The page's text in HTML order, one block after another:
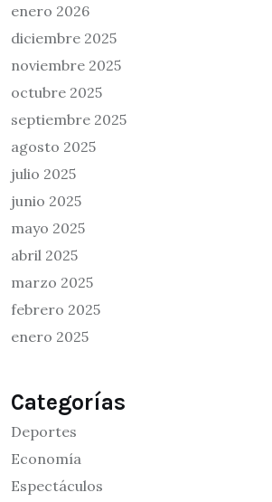
enero 2026
diciembre 2025
noviembre 2025
octubre 2025
septiembre 2025
agosto 2025
julio 2025
junio 2025
mayo 2025
abril 2025
marzo 2025
febrero 2025
enero 2025
Categorías
Deportes
Economía
Espectáculos